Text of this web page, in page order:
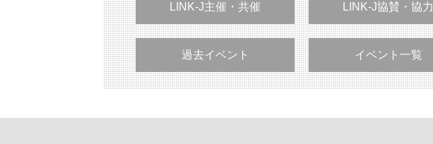
LINK-J主催・共催 LINK-J協賛・協力
過去イベント イベント一覧